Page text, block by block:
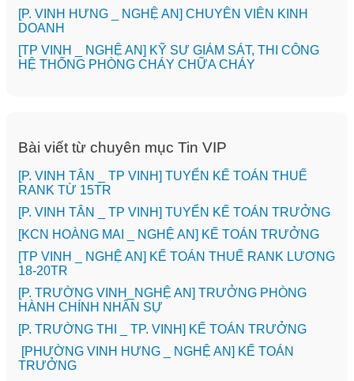
️[P. VINH HƯNG _ NGHỆ AN] CHUYÊN VIÊN KINH
DOANH
[TP VINH _ NGHỆ AN] KỸ SƯ GIÁM SÁT, THI CÔNG
HỆ THỐNG PHÒNG CHÁY CHỮA CHÁY
Bài viết từ chuyên mục Tin VIP
[P. VINH TÂN _ TP VINH] TUYỂN KẾ TOÁN THUẾ
RANK TỪ 15TR
[P. VINH TÂN _ TP VINH] TUYỂN KẾ TOÁN TRƯỞNG
️[KCN HOÀNG MAI _ NGHỆ AN] KẾ TOÁN TRƯỞNG
[TP VINH _ NGHỆ AN] KẾ TOÁN THUẾ RANK LƯƠNG
18-20TR
[P. TRƯỜNG VINH_NGHỆ AN] TRƯỞNG PHÒNG
HÀNH CHÍNH NHÂN SỰ
️[P. TRƯỜNG THI _ TP. VINH] KẾ TOÁN TRƯỞNG
[PHƯỜNG VINH HƯNG _ NGHỆ AN] KẾ TOÁN
TRƯỞNG